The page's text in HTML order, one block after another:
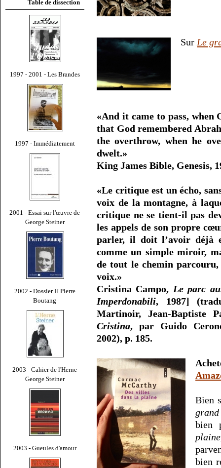
Table de dissection
1997 - 2001 - Les Brandes
1997 - Immédiatement
2001 - Essai sur l'œuvre de
George Steiner
2002 - Dossier H Pierre
Boutang
2003 - Cahier de l'Herne
George Steiner
2003 - Gueules d'amour
Sur Le
«And it came to pass, when
that God remembered
the overthrow, when he
dwelt.»
King James Bible, Genesis,
«Le critique est un écho,
voix de la montagne, à
critique ne se tient-il pas
les appels de son propre
parler, il doit l’avoir déjà
comme un simple miroir,
de tout le chemin
voix.»
Cristina Campo, Le parc
Imperdonabili, 1987]
Martinoir, Jean-Baptiste
Cristina, par Guido
2002), p. 185.
Bien
grand
bien
plaine
bien